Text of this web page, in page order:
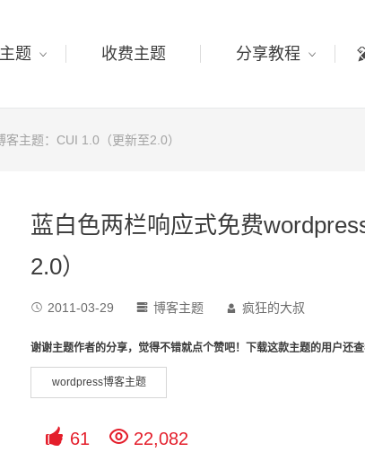
题 收费主题 分享教程
主题：CUI 1.0（更新至2.0）
蓝白色两栏响应式免费
2.0）
 2011-03-29  博客主题  疯狂的大叔
谢谢主题作者的分享，觉得不错就点个赞吧！下载这款主题的用户还查
wordpress博客主题
 61  22,082